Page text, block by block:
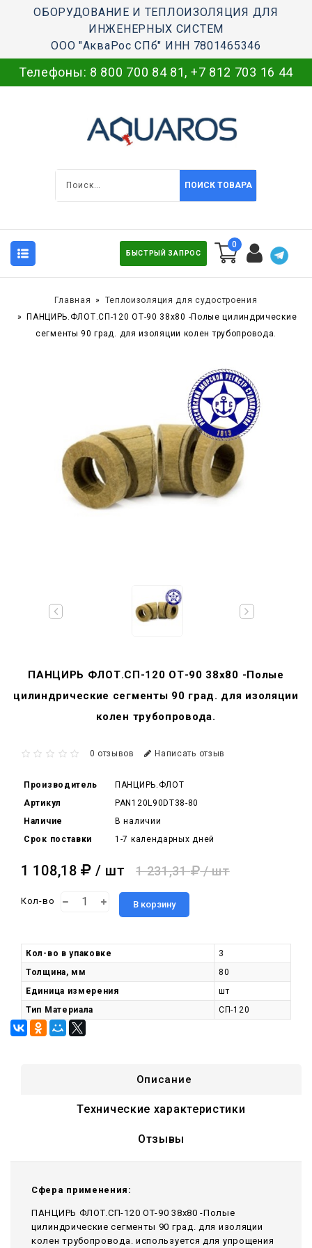
ОБОРУДОВАНИЕ И ТЕПЛОИЗОЛЯЦИЯ ДЛЯ
ИНЖЕНЕРНЫХ СИСТЕМ
ООО "АкваРос СПб" ИНН 7801465346
Телефоны: 8 800 700 84 81, +7 812 703 16 44
ПОИСК ТОВАРА
БЫСТРЫЙ ЗАПРОС
0
Главная
Теплоизоляция для судостроения
ПАНЦИРЬ.ФЛОТ.СП-120 ОТ-90 38x80 -Полые цилиндрические
сегменты 90 град. для изоляции колен трубопровода.
ПАНЦИРЬ ФЛОТ.СП-120 ОТ-90 38x80 -Полые
цилиндрические сегменты 90 град. для изоляции
колен трубопровода.
0 отзывов Написать отзыв
Производитель
ПАНЦИРЬ.ФЛОТ
Артикул
PAN120L90DT38-80
Наличие
В наличии
Срок поставки
1-7 календарных дней
1 108,18 / шт 1 231,31 / шт
Кол-во В корзину
Кол-во в упаковке
3
Толщина, мм
80
Единица измерения
шт
Тип Материала
СП-120
Описание
Технические характеристики
Отзывы
Сфера применения:
ПАНЦИРЬ ФЛОТ.СП-120 ОТ-90 38x80 -Полые
цилиндрические сегменты 90 град. для изоляции
колен трубопровода. используется для упрощения